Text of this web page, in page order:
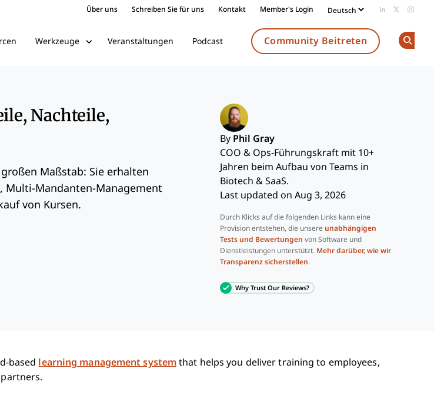
Über uns Schreiben Sie für uns Kontakt Member's Login Add us on
Follow
Werkzeuge Veranstaltungen Podcast Community Beitreten
Nachteile,
Maßstab: Sie erhalten
Multi-Mandanten-Management
von Kursen.
By Phil Gray
COO & Ops-Führungskraft mit 10+
Jahren beim Aufbau von Teams in
Biotech & SaaS.
Last updated on Aug 3, 2026
Durch Klicks auf die folgenden Links kann eine
Provision entstehen, die unsere unabhängigen
Tests und Bewertungen von Software und
Dienstleistungen unterstützt. Mehr darüber, wie wir
Transparenz sicherstellen.
Why Trust Our Reviews?
based learning management system that helps you deliver training to employees,